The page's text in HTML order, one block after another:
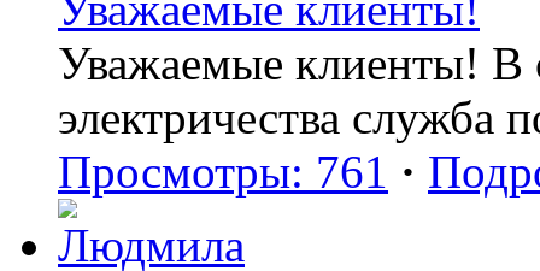
Уважаемые клиенты! В
электричества служба
Просмотры: 761 ·